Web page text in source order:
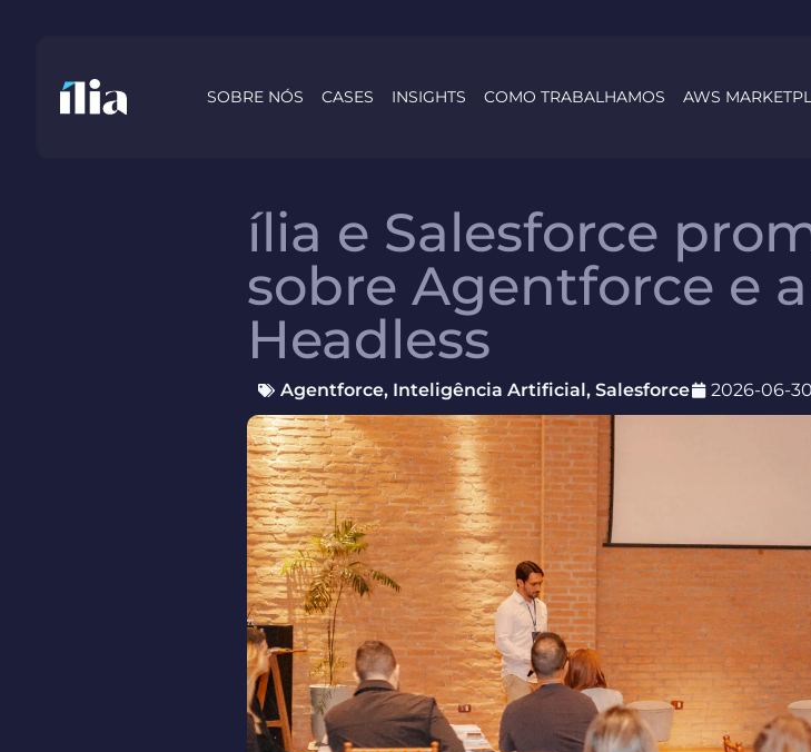
SOBRE NÓS CASES INSIGHTS COMO TRABALHAMOS AWS
ília e Salesforce
sobre Agentforce e
Headless
Agentforce, Inteligência Artificial, Salesforce 2026-06-30